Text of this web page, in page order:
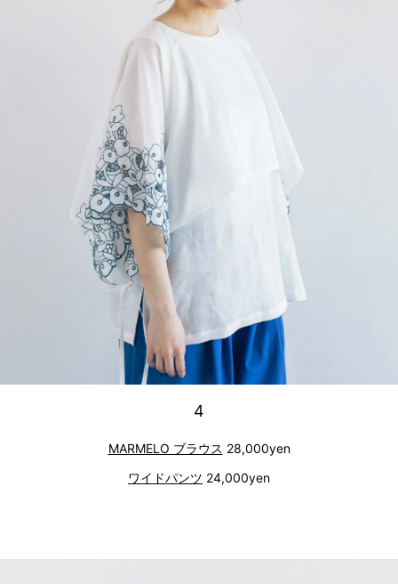
4
MARMELO ブラウス 28,000yen
ワイドパンツ 24,000yen